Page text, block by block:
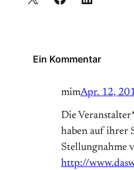
Ein Kommentar
mimApr. 12,
Die
haben auf ihrer
Stellungnahme
http://